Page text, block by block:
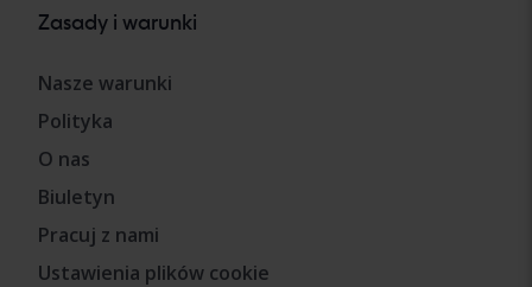
Zasady i warunki
Nasze warunki
Polityka
O nas
Biuletyn
Pracuj z nami
Ustawienia plików cookie